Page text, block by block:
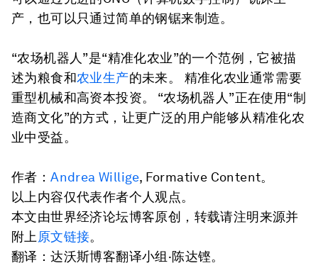
产，也可以只通过简单的钢锯来制造。
“农场机器人”是“精准化农业”的一个范例，它被描
述为粮食和农业生产的未来。 精准化农业通常需要
重型机械和高资本投资。 “农场机器人”正在使用“制
造商文化”的方式，让更广泛的用户能够从精准化农
业中受益。
作者：Andrea Willige, Formative Content。
以上内容仅代表作者个人观点。
本文由世界经济论坛博客原创，转载请注明来源并
附上 原文链接。
翻译：达沃斯博客翻译小组·陈达铿。